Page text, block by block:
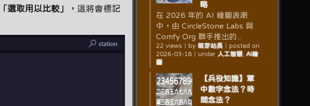
「選取用以比較」
，這將會標記
略
在 2026 年的 AI 繪圖浪潮
中，由 CircleStone Labs 與
Comfy Org 聯手推出的...
22 views by 萌芽站長｜ posted on
2026-03-18｜ under 人工智慧, AI繪
圖
【兵役知識】軍
中數字念法？時
間念法？